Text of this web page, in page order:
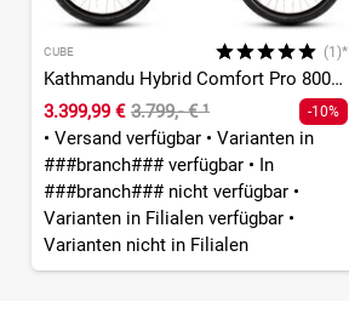
CUBE (1)*
Kathmandu Hybrid Comfort Pro 800 - 800 Wh - 28 Zoll - Diamant - 2026
3.399,99 € 3.799,- €¹ -10%
• Versand verfügbar • Varianten in
###branch### verfügbar • In
###branch### nicht verfügbar •
Varianten in Filialen verfügbar •
Varianten nicht in Filialen